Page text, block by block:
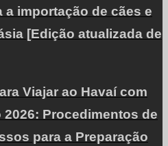
a importação de cães e
[Edição atualizada de
Viajar ao Havaí com
2026: Procedimentos de
para a Preparação
naturalContribuir para a